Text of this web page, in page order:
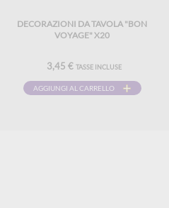
DECORAZIONI DA TAVOLA "BON
VOYAGE" X20
3,45 € TASSE INCLUSE
AGGIUNGI AL CARRELLO